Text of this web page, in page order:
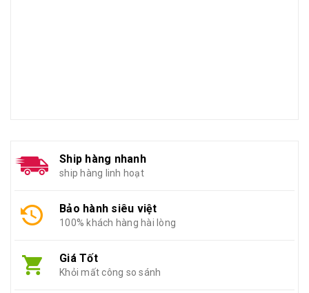
Ship hàng nhanh
ship hàng linh hoạt
Bảo hành siêu việt
100% khách hàng hài lòng
Giá Tốt
Khỏi mất công so sánh